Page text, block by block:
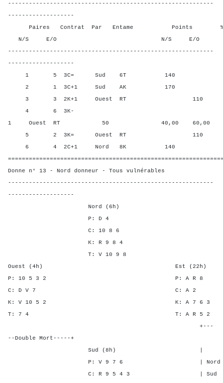
-----------------------------------------------------------
-------------------
Paires Contrat Par Entame Points %
N/S E/O N/S E/O N/
-----------------------------------------------------------
-------------------
1 5 3C= Sud 6T 140
2 1 3C+1 Sud AK 170
3 3 2K+1 Ouest RT 110
4 6 3K-
1 Ouest RT 50 40,00 60,00
5 2 3K= Ouest RT 110
6 4 2C+1 Nord 8K 140
Donne n° 13 - Nord donneur - Tous vulnérables
-----------------------------------------------------------
-------------------
Nord (6h)
P: D 4
C: 10 8 6
K: R 9 8 4
T: V 10 9 8
Ouest (4h) Est (22h)
P: 10 5 3 2 P: A
C: D V 7 C:
K: V 10 5 2 K: A 7
T: 7 4 T: A R
+---
--Double Mort-----+
Sud (8h) | SA P C
P: V 9 7 6 | Nord - -
C: R 9 5 4 3 | Sud - -